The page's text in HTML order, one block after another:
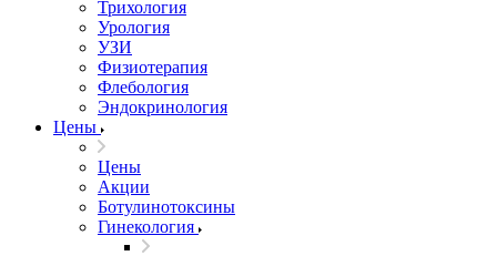
Трихология
Урология
УЗИ
Физиотерапия
Флебология
Эндокринология
Цены
Цены
Акции
Ботулинотоксины
Гинекология